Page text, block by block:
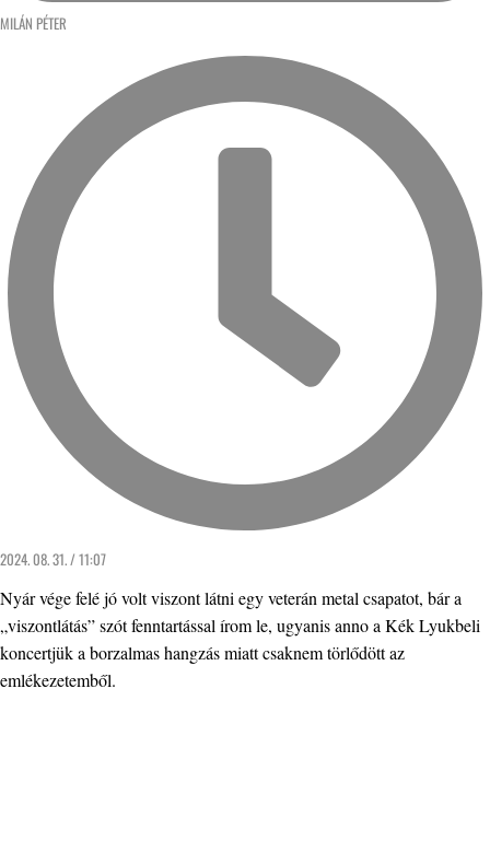
MILÁN PÉTER
2024. 08. 31. / 11:07
Nyár vége felé jó volt viszont látni egy veterán metal csapatot, bár a
„viszontlátás” szót fenntartással írom le, ugyanis anno a Kék Lyukbeli
koncertjük a borzalmas hangzás miatt csaknem törlődött az
emlékezetemből.